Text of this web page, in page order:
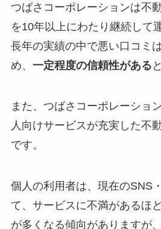
つばさコーポレーションは不
を10年以上にわたり継続して
長年の実績の中で悪い口コミ
め、 一定程度の信頼性がある
また、つばさコーポレーショ
人向けサービスが充実した不
です。
個人の利用者は、現在のSNS
て、サービスに不満があるほ
が多くなる傾向がありますが